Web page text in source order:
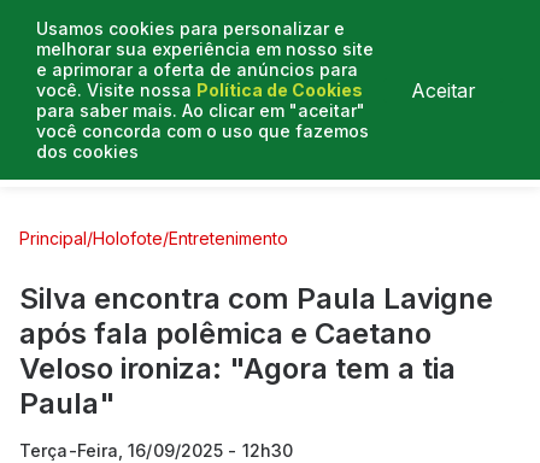
Usamos cookies para personalizar e
melhorar sua experiência em nosso site
e aprimorar a oferta de anúncios para
você. Visite nossa Política de Cookies
para saber mais. Ao clicar em "aceitar"
você concorda com o uso que fazemos
dos cookies
Aceitar
Curtas e Venenosas
Principal/Holofote/Entretenimento
Silva encontra com Paula Lavigne
após fala polêmica e Caetano
Veloso ironiza: "Agora tem a tia
Paula"
Terça-Feira, 16/09/2025 - 12h30